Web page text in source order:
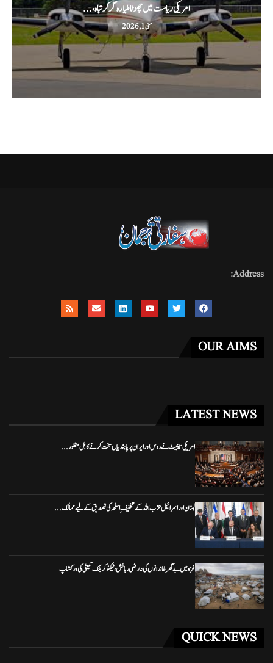
امریکی ریاست میں چھوٹا طیارہ گر کر تباہ،...
مئی 1, 2026
Address:
OUR AIMS
LATEST NEWS
امریکی سینیٹ نے روس اور ایران پر پابندیاں سخت کرنے کا بل منظور...
لبنان اور اسرائیل حزب اللہ کے تخفیفِ اسلحہ کی تصدیق کے لیے ممالک...
غزہ میں بے گھر خاندانوں کی عارضی رہائش، ٹیکنو کریٹک کمیٹی کی ورکشاپ
QUICK NEWS